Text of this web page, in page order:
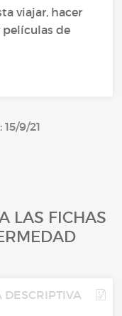
viajar, hacer
películas de
9/21
LAS FICHAS
DESCRIPTIVA